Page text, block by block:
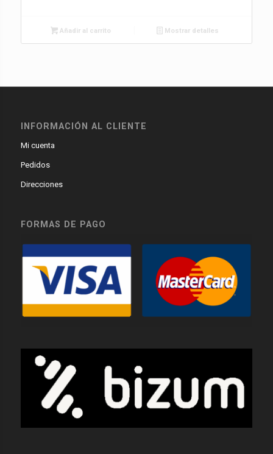
Añadir al carrito Mostrar detalles
INFORMACIÓN AL CLIENTE
Mi cuenta
Pedidos
Direcciones
FORMAS DE PAGO